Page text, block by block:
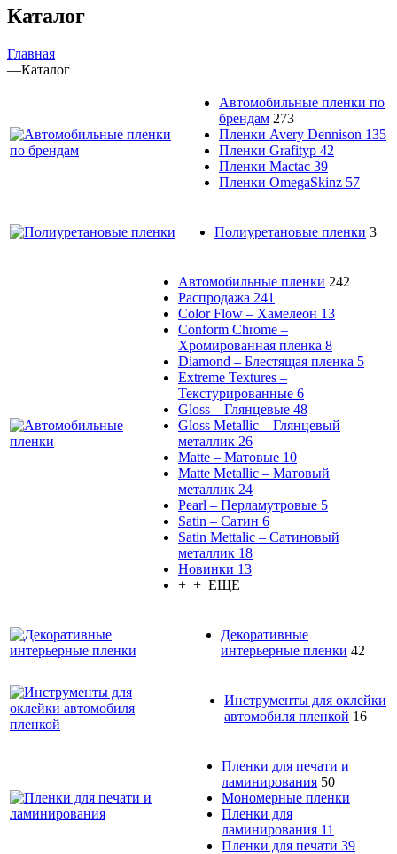
Каталог
Главная
—Каталог
Автомобильные пленки по
брендам 273
Пленки Avery Dennison 135
Пленки Grafityp 42
Пленки Mactac 39
Пленки OmegaSkinz 57
Полиуретановые пленки 3
Автомобильные пленки 242
Распродажа 241
Color Flow – Хамелеон 13
Conform Chrome –
Хромированная пленка 8
Diamond – Блестящая пленка 5
Extreme Textures –
Текстурированные 6
Gloss – Глянцевые 48
Gloss Metallic – Глянцевый
металлик 26
Matte – Матовые 10
Matte Metallic – Матовый
металлик 24
Pearl – Перламутровые 5
Satin – Сатин 6
Satin Mettalic – Сатиновый
металлик 18
Новинки 13
+ + ЕЩЕ
Декоративные
интерьерные пленки 42
Инструменты для оклейки
автомобиля пленкой 16
Пленки для печати и
ламинирования 50
Мономерные пленки
Пленки для
ламинирования 11
Пленки для печати 39